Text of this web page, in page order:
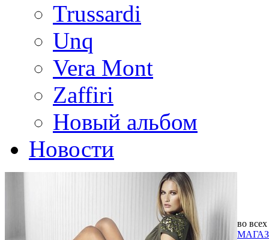
Trussardi
Unq
Vera Mont
Zaffiri
Новый альбом
Новости
во всех